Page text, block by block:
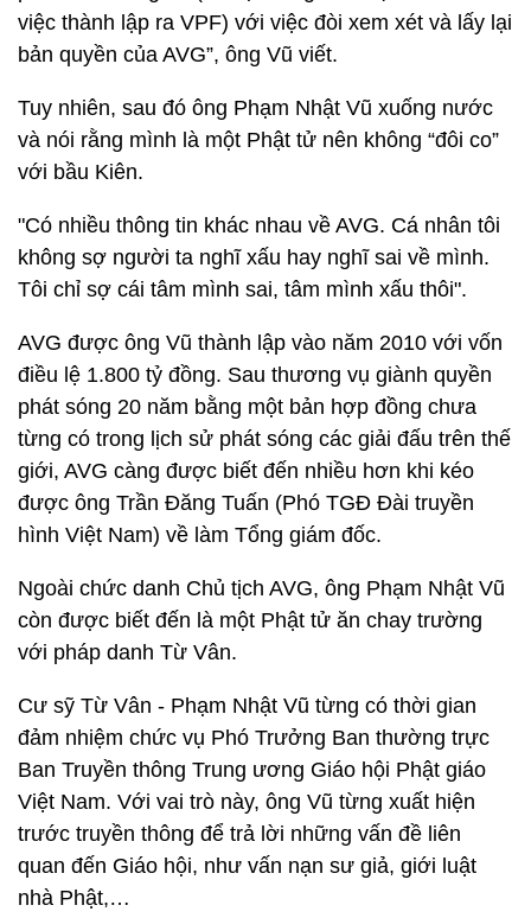
việc thành lập ra VPF) với việc đòi xem xét và lấy lại
bản quyền của AVG”, ông Vũ viết.
Tuy nhiên, sau đó ông Phạm Nhật Vũ xuống nước
và nói rằng mình là một Phật tử nên không “đôi co”
với bầu Kiên.
"Có nhiều thông tin khác nhau về AVG. Cá nhân tôi
không sợ người ta nghĩ xấu hay nghĩ sai về mình.
Tôi chỉ sợ cái tâm mình sai, tâm mình xấu thôi".
AVG được ông Vũ thành lập vào năm 2010 với vốn
điều lệ 1.800 tỷ đồng. Sau thương vụ giành quyền
phát sóng 20 năm bằng một bản hợp đồng chưa
từng có trong lịch sử phát sóng các giải đấu trên thế
giới, AVG càng được biết đến nhiều hơn khi kéo
được ông Trần Đăng Tuấn (Phó TGĐ Đài truyền
hình Việt Nam) về làm Tổng giám đốc.
Ngoài chức danh Chủ tịch AVG, ông Phạm Nhật Vũ
còn được biết đến là một Phật tử ăn chay trường
với pháp danh Từ Vân.
Cư sỹ Từ Vân - Phạm Nhật Vũ từng có thời gian
đảm nhiệm chức vụ Phó Trưởng Ban thường trực
Ban Truyền thông Trung ương Giáo hội Phật giáo
Việt Nam. Với vai trò này, ông Vũ từng xuất hiện
trước truyền thông để trả lời những vấn đề liên
quan đến Giáo hội, như vấn nạn sư giả, giới luật
nhà Phật,…